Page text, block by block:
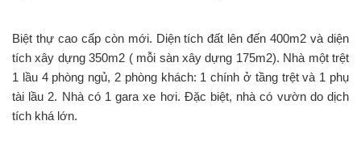
Biệt thự cao cấp còn mới. Diện tích đất lên đến 400m2 và diện
tích xây dựng 350m2 ( mỗi sàn xây dựng 175m2). Nhà một trệt
1 lầu 4 phòng ngủ, 2 phòng khách: 1 chính ở tầng trệt và 1 phụ
tài lầu 2. Nhà có 1 gara xe hơi. Đặc biệt, nhà có vườn do dịch
tích khá lớn.